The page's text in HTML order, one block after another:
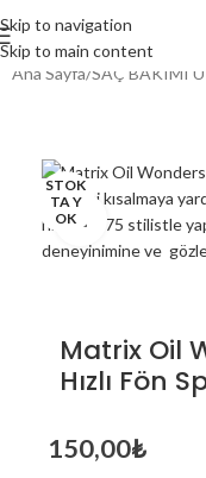
Skip to navigation
Skip to main content
Ana Sayfa/SAÇ BAKIMI
STOK
TA Y
OK
Click to
Matrix Oil
Hızlı Fön
150,00₺